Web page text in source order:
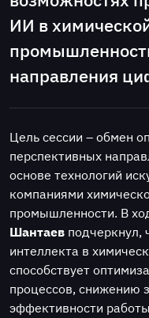
ИИ в
направления
Цель сессии – обмен
перспективных
основе технологий
компаниями
промышленности. В
Шантаев подчеркнул,
интеллекта в
способствует
процессов, снижению
эффективности